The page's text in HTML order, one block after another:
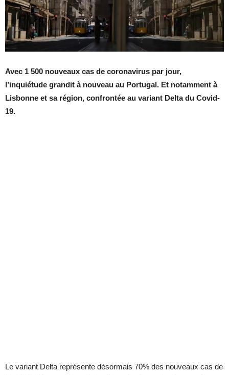
Avec 1 500 nouveaux cas de coronavirus par jour,
l’inquiétude grandit à nouveau au Portugal. Et notamment à
Lisbonne et sa région, confrontée au variant Delta du Covid-
19.
Le variant Delta représente désormais 70% des nouveaux cas de